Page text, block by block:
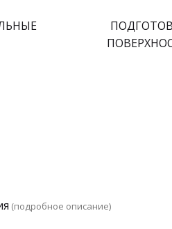
(подробное описание)